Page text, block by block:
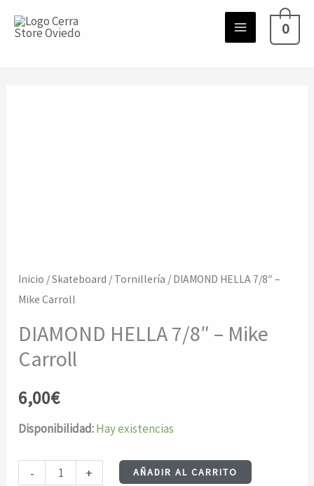
0
Inicio /Skateboard / Tornillería / DIAMOND HELLA 7/8″ –
Mike Carroll
DIAMOND HELLA 7/8″ – Mike
Carroll
6,00€
Disponibilidad:Hay existencias
-
DIAMOND
+ AÑADIR AL CARRITO